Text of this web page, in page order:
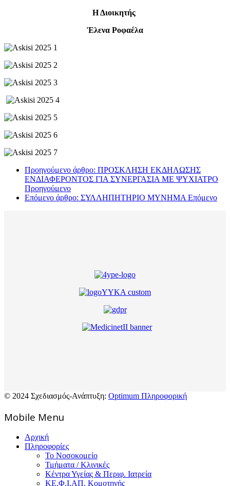
Η Διοικητής
Έλενα Ροφαέλα
Προηγούμενο άρθρο: ΠΡΟΣΚΛΗΣΗ ΕΚΔΗΛΩΣΗΣ
ΕΝΔΙΑΦΕΡΟΝΤΟΣ ΓΙΑ ΣΥΝΕΡΓΑΣΙΑ ΜΕ ΨΥΧΙΑΤΡΟ
Προηγούμενο
Επόμενο άρθρο: ΣΥΛΛΗΠΗΤΗΡΙΟ ΜΥΝΗΜΑ Επόμενο
© 2024 Σχεδιασμός-Ανάπτυξη: Optimum Πληροφορική
Mοbile Menu
Αρχική
Πληροφορίες
Το Νοσοκομείο
Τμήματα / Κλινικές
Κέντρα Υγείας & Περιφ. Ιατρεία
ΚΕ.Φ.Ι.ΑΠ. Κομοτηνής